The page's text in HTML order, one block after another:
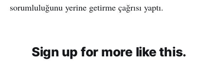
sorumluluğunu yerine getirme çağrısı yaptı.
Sign up for more like this.